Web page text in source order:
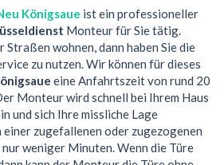
Königsaue ist ein professioneller
Monteur für Sie tätig.
Straßen wohnen, dann haben Sie die
zu nutzen. Wir können für dieses
eine Anfahrtszeit von rund 20
Monteur wird schnell bei Ihrem Haus
und sich Ihre missliche Lage
einer zugefallenen oder zugezogenen
weniger Minuten. Wenn die Türe